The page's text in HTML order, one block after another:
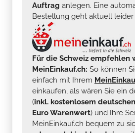
Auftrag anlegen. Eine
Bestellung geht aktuell leider
Für die Schweiz empfehlen
MeinEinkauf.ch: So können
einfach mit Ihrem
einkaufen, als wären Sie ein
(inkl. kostenlosem
Euro Warenwert) und Ihre
MeinEinkauf.ch bequem zu